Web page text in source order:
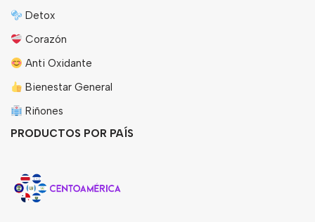
Detox
Corazón
Anti Oxidante
Bienestar General
Riñones
PRODUCTOS POR PAÍS